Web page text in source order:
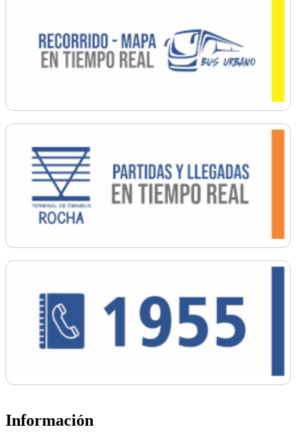
Ordenamiento
Promoción Social
Salud
Secretaría General
Información